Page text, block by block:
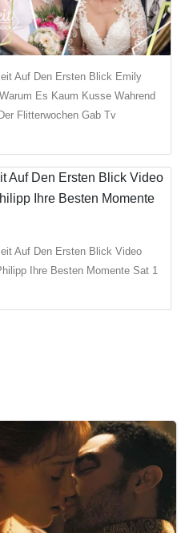
Auf Den Ersten Blick Emily
Es Kaum Kusse Wahrend
Der Flitterwochen Gab Tv
Auf Den Ersten Blick Video
Ihre Besten Momente Sat 1